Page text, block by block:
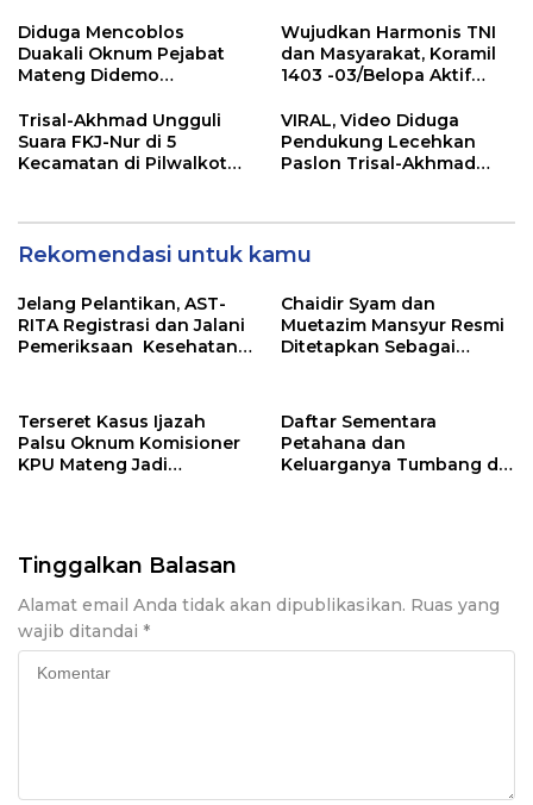
Diduga Mencoblos
Duakali Oknum Pejabat
Mateng Didemo
Wujudkan Harmonis TNI
dan Masyarakat, Koramil
1403 -03/Belopa Aktif
Trisal-Akhmad Ungguli
Suara FKJ-Nur di 5
Kecamatan di Pilwalkot
VIRAL, Video Diduga
Pendukung Lecehkan
Paslon Trisal-Akhmad
Rekomendasi untuk kamu
Jelang Pelantikan, AST-
RITA Registrasi dan Jalani
Pemeriksaan Kesehatan
Chaidir Syam dan
Muetazim Mansyur Resmi
Ditetapkan Sebagai
Terseret Kasus Ijazah
Palsu Oknum Komisioner
KPU Mateng Jadi
Daftar Sementara
Petahana dan
Keluarganya Tumbang di
Tinggalkan Balasan
Alamat email Anda tidak akan dipublikasikan. Ruas yang
wajib ditandai *